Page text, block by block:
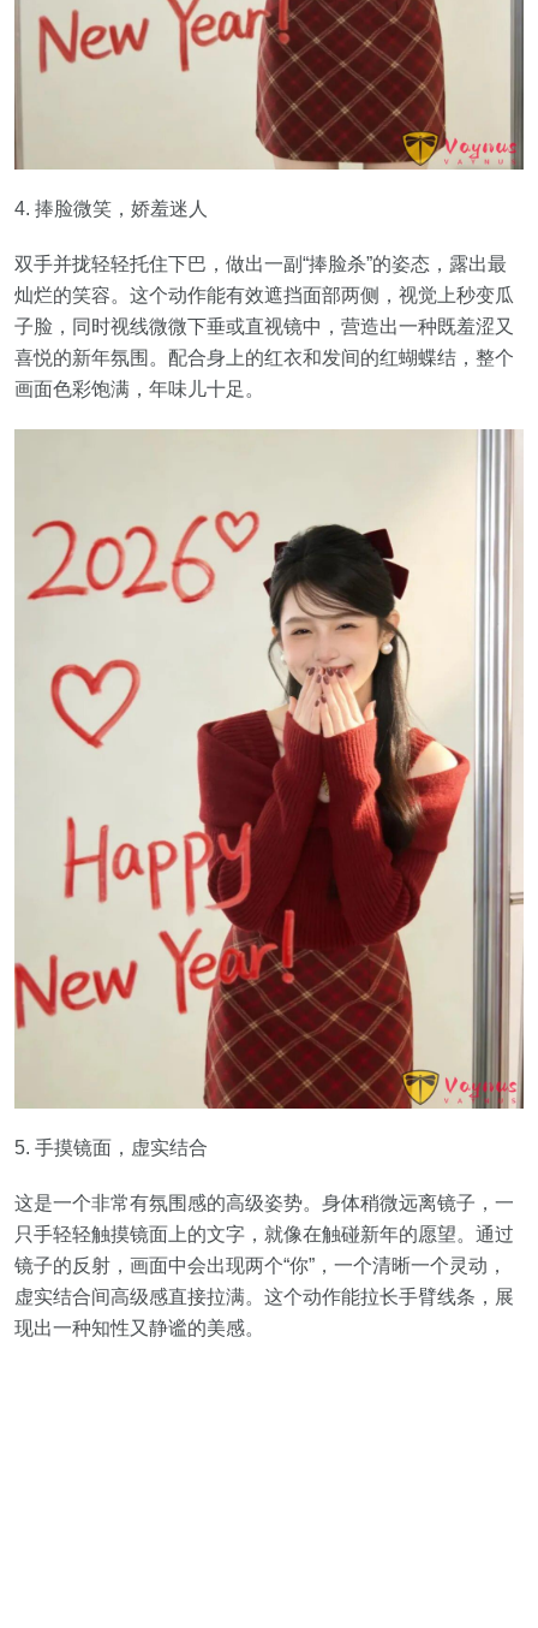
4. 捧脸微笑，娇羞迷人
双手并拢轻轻托住下巴，做出一副“捧脸杀”的姿态，露出最
灿烂的笑容。这个动作能有效遮挡面部两侧，视觉上秒变瓜
子脸，同时视线微微下垂或直视镜中，营造出一种既羞涩又
喜悦的新年氛围。配合身上的红衣和发间的红蝴蝶结，整个
画面色彩饱满，年味儿十足。
5. 手摸镜面，虚实结合
这是一个非常有氛围感的高级姿势。身体稍微远离镜子，一
只手轻轻触摸镜面上的文字，就像在触碰新年的愿望。通过
镜子的反射，画面中会出现两个“你”，一个清晰一个灵动，
虚实结合间高级感直接拉满。这个动作能拉长手臂线条，展
现出一种知性又静谧的美感。